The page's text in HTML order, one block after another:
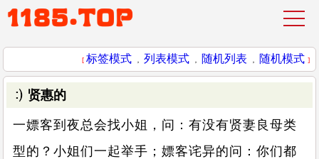
[ 标签模式 ， 列表模式 ， 随机列表 ， 随机模式 ]
贤惠的
一嫖客到夜总会找小姐，问：有没有贤妻良母类
型的？小姐们一起举手；嫖客诧异的问：你们都